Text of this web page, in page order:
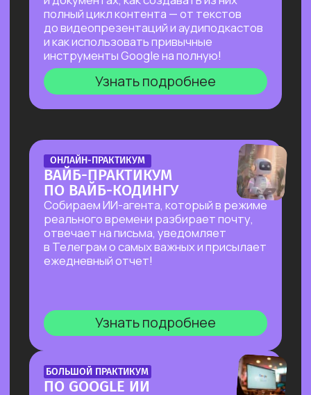
на основе текста и многое другое!
Узнать подробнее
БОЛЬШОЙ ПРАКТИКУМ
ПО СОЗДАНИЮ
ПРЕЗЕНТАЦИЙ С ИИ
и инфографики: без долгой верстки,
сложных программ и навыков в дизайне!
Узнать подробнее
БОЛЬШОЙ ПРАКТИКУМ
ПО ИИ-АГЕНТУ PERPLEXITY
COMPUTER
На реальных задачах покажем, на что
Узнать подробнее
ОНЛАЙН-ПРАКТИКУМ
ПЕРВЫЙ ПРАКТИКУМ
ПО ВАЙБКОДИНГУ